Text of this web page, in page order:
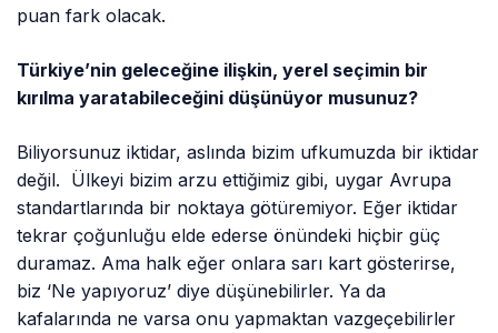
puan fark olacak.
Türkiye’nin geleceğine ilişkin, yerel seçimin bir
kırılma yaratabileceğini düşünüyor musunuz?
Biliyorsunuz iktidar, aslında bizim ufkumuzda bir iktidar
değil. Ülkeyi bizim arzu ettiğimiz gibi, uygar Avrupa
standartlarında bir noktaya götüremiyor. Eğer iktidar
tekrar çoğunluğu elde ederse önündeki hiçbir güç
duramaz. Ama halk eğer onlara sarı kart gösterirse,
biz ‘Ne yapıyoruz’ diye düşünebilirler. Ya da
kafalarında ne varsa onu yapmaktan vazgeçebilirler